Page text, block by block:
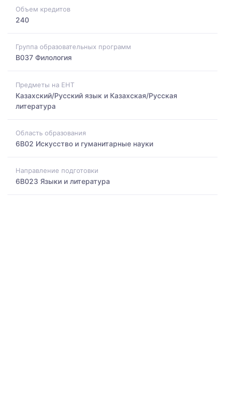
Объем кредитов
240
Группа образовательных программ
B037 Филология
Предметы на ЕНТ
Казахский/Русский язык и Казахская/Русская
литература
Область образования
6B02 Искусство и гуманитарные науки
Направление подготовки
6B023 Языки и литература